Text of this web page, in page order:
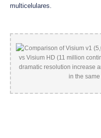
multicelulares.